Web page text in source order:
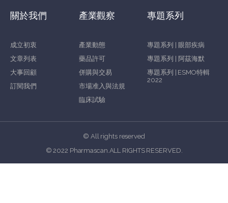
關於我們
成立初衷
文章列表
大事回顧
訂閱我們
產業觀察
產業動態
藥品許可
併購與交易
市場准入與法規
臨床試驗
專題系列
專題系列 | 眼部疾病
專題系列 | 阿茲海默
專題系列 | ESMO特輯
2022
© All rights reserved
© 2022 Pharmascan.ALL RIGHTS RESERVED.